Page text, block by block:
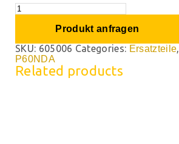
Produkt anfragen
SKU: 605006 Categories: Ersatzteile,
P60NDA
Related products